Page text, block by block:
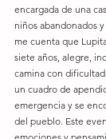
encargada de una
niños abandonados
me cuenta que
siete años, alegre,
camina con
un cuadro de
emergencia y se
del pueblo. Este